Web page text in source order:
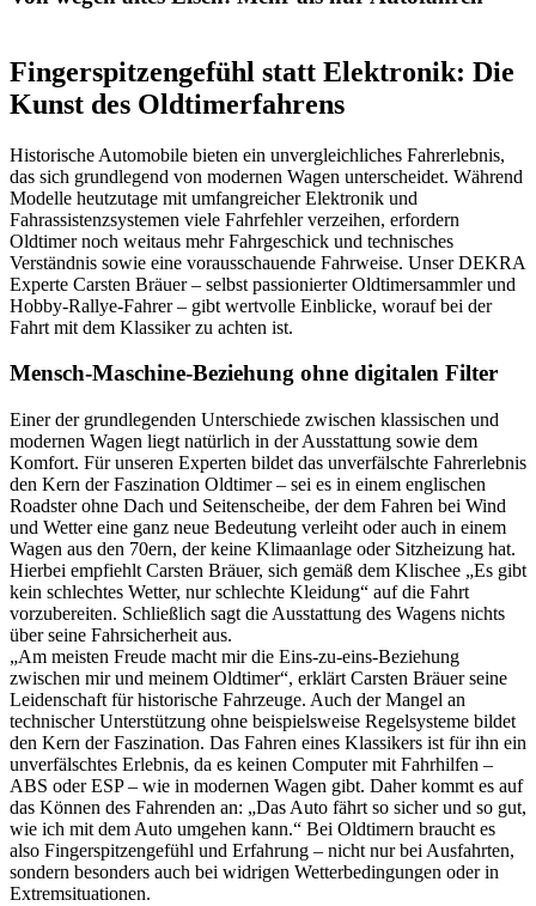
Fingerspitzengefühl statt Elektronik: Die
Kunst des Oldtimerfahrens
Historische Automobile bieten ein unvergleichliches Fahrerlebnis,
das sich grundlegend von modernen Wagen unterscheidet. Während
Modelle heutzutage mit umfangreicher Elektronik und
Fahrassistenzsystemen viele Fahrfehler verzeihen, erfordern
Oldtimer noch weitaus mehr Fahrgeschick und technisches
Verständnis sowie eine vorausschauende Fahrweise. Unser DEKRA
Experte Carsten Bräuer – selbst passionierter Oldtimersammler und
Hobby-Rallye-Fahrer – gibt wertvolle Einblicke, worauf bei der
Fahrt mit dem Klassiker zu achten ist.
Mensch-Maschine-Beziehung ohne digitalen Filter
Einer der grundlegenden Unterschiede zwischen klassischen und
modernen Wagen liegt natürlich in der Ausstattung sowie dem
Komfort. Für unseren Experten bildet das unverfälschte Fahrerlebnis
den Kern der Faszination Oldtimer – sei es in einem englischen
Roadster ohne Dach und Seitenscheibe, der dem Fahren bei Wind
und Wetter eine ganz neue Bedeutung verleiht oder auch in einem
Wagen aus den 70ern, der keine Klimaanlage oder Sitzheizung hat.
Hierbei empfiehlt Carsten Bräuer, sich gemäß dem Klischee „Es gibt
kein schlechtes Wetter, nur schlechte Kleidung“ auf die Fahrt
vorzubereiten. Schließlich sagt die Ausstattung des Wagens nichts
über seine Fahrsicherheit aus.
„Am meisten Freude macht mir die Eins-zu-eins-Beziehung
zwischen mir und meinem Oldtimer“, erklärt Carsten Bräuer seine
Leidenschaft für historische Fahrzeuge. Auch der Mangel an
technischer Unterstützung ohne beispielsweise Regelsysteme bildet
den Kern der Faszination. Das Fahren eines Klassikers ist für ihn ein
unverfälschtes Erlebnis, da es keinen Computer mit Fahrhilfen –
ABS oder ESP – wie in modernen Wagen gibt. Daher kommt es auf
das Können des Fahrenden an: „Das Auto fährt so sicher und so gut,
wie ich mit dem Auto umgehen kann.“ Bei Oldtimern braucht es
also Fingerspitzengefühl und Erfahrung – nicht nur bei Ausfahrten,
sondern besonders auch bei widrigen Wetterbedingungen oder in
Extremsituationen.